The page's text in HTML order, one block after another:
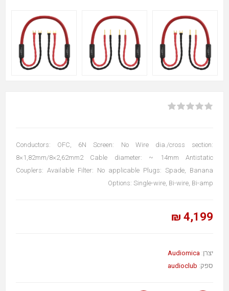
Conductors: OFC, 6N Screen: No Wire dia./cross section:
8×1,82mm/8×2,62mm2 Cable diameter: ~ 14mm Antistatic
Couplers: Available Filter: No applicable Plugs: Spade, Banana
Options: Single-wire, Bi-wire, Bi-amp
4,199 ₪
יצרן: Audiomica
ספק: audioclub